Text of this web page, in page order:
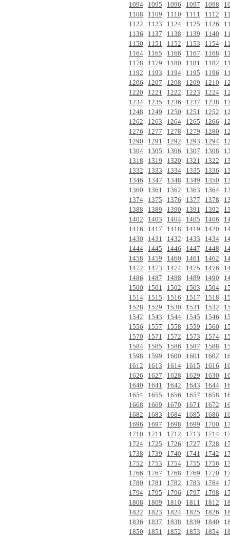
1094
1095 1096 1097 1098
1108
1109 1110 1111 1112
1122
1123 1124 1125 1126
1136
1137 1138 1139 1140
1150
1151 1152 1153 1154
1164
1165 1166 1167 1168
1178
1179 1180 1181 1182
1192
1193 1194 1195 1196
1206
1207 1208 1209 1210
1220
1221 1222 1223 1224
1234
1235 1236 1237 1238
1248
1249 1250 1251 1252
1262
1263 1264 1265 1266
1276
1277 1278 1279 1280
1290
1291 1292 1293 1294
1304
1305 1306 1307 1308
1318
1319 1320 1321 1322
1332
1333 1334 1335 1336
1346
1347 1348 1349 1350
1360
1361 1362 1363 1364
1374
1375 1376 1377 1378
1388
1389 1390 1391 1392
1402
1403 1404 1405 1406
1416
1417 1418 1419 1420
1430
1431 1432 1433 1434
1444
1445 1446 1447 1448
1458
1459 1460 1461 1462
1472
1473 1474 1475 1476
1486
1487 1488 1489 1490
1500
1501 1502 1503 1504
1514
1515 1516 1517 1518
1528
1529 1530 1531 1532
1542
1543 1544 1545 1546
1556
1557 1558 1559 1560
1570
1571 1572 1573 1574
1584
1585 1586 1587 1588
1598
1599 1600 1601 1602
1612
1613 1614 1615 1616
1626
1627 1628 1629 1630
1640
1641 1642 1643 1644
1654
1655 1656 1657 1658
1668
1669 1670 1671 1672
1682
1683 1684 1685 1686
1696
1697 1698 1699 1700
1710
1711 1712 1713 1714
1724
1725 1726 1727 1728
1738
1739 1740 1741 1742
1752
1753 1754 1755 1756
1766
1767 1768 1769 1770
1780
1781 1782 1783 1784
1794
1795 1796 1797 1798
1808
1809 1810 1811 1812
1822
1823 1824 1825 1826
1836
1837 1838 1839 1840
1850
1851 1852 1853 1854